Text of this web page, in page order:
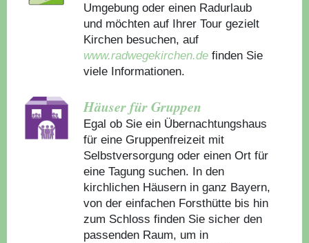
Umgebung oder einen Radurlaub
und möchten auf Ihrer Tour gezielt
Kirchen besuchen, auf
www.radwegekirchen.de finden Sie
viele Informationen.
Häuser für Gruppen
Egal ob Sie ein Übernachtungshaus
für eine Gruppenfreizeit mit
Selbstversorgung oder einen Ort für
eine Tagung suchen. In den
kirchlichen Häusern in ganz Bayern,
von der einfachen Forsthütte bis hin
zum Schloss finden Sie sicher den
passenden Raum, um in